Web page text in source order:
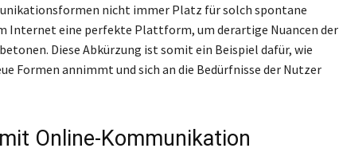
nicht immer Platz für solch spontane
Internet eine perfekte Plattform, um derartige Nuancen der
Diese Abkürzung ist somit ein Beispiel dafür, wie
Formen annimmt und sich an die Bedürfnisse der Nutzer
Online-Kommunikation